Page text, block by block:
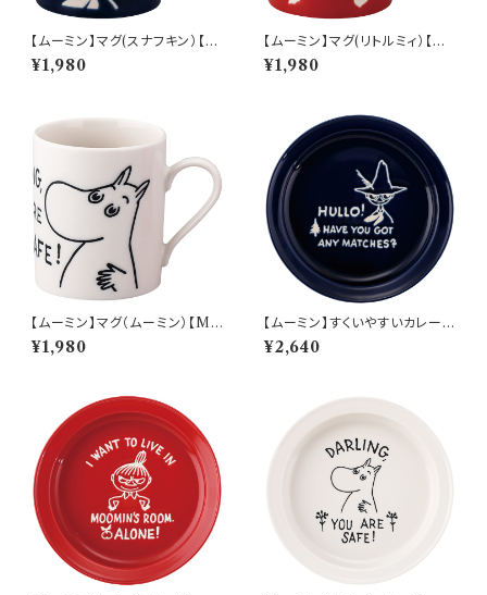
【ムーミン】マグ(スナフキン）【M
M9000】MM9003-11
¥1,980
【ムーミン】マグ(リトルミィ）【M
M9000】MM9002-11
¥1,980
【ムーミン】マグ（ムーミン）【M
M9000】MM9001-11
¥1,980
【ムーミン】すくいやすいカレー皿
（スナフキン）【MM9000】MM
9003-320
¥2,640